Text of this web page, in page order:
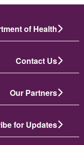
of Health
Contact Us
Our Partners
for Updates